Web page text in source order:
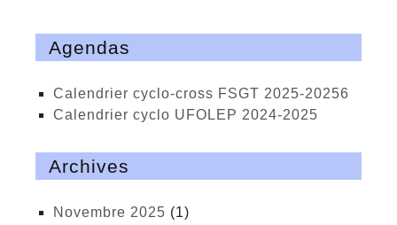
Agendas
calendrier cyclo-cross FSGT 2025-20256
calendrier cyclo UFOLEP 2024-2025
Archives
novembre 2025 (1)